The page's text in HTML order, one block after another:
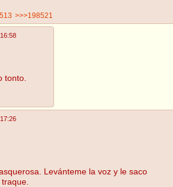
>>>198521
tonto.
Levánteme la voz y le saco